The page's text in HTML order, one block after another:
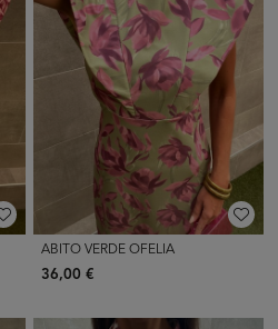
ABITO VERDE OFELIA
36,00 €